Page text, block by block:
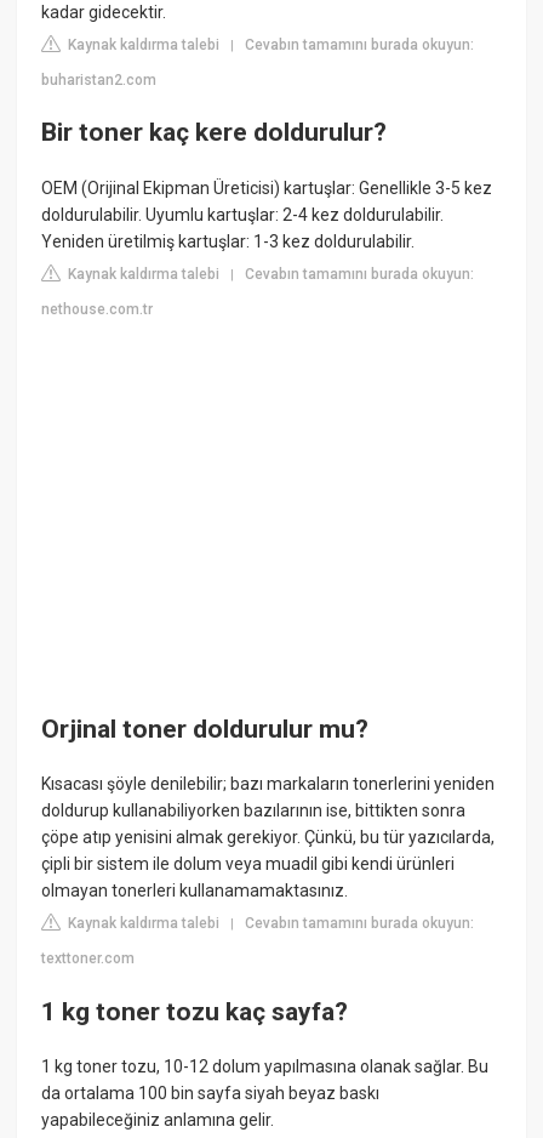
kadar gidecektir.
Kaynak kaldırma talebi |Cevabın tamamını burada okuyun:
buharistan2.com
Bir toner kaç kere doldurulur?
OEM (Orijinal Ekipman Üreticisi) kartuşlar: Genellikle 3-5 kez
doldurulabilir. Uyumlu kartuşlar: 2-4 kez doldurulabilir.
Yeniden üretilmiş kartuşlar: 1-3 kez doldurulabilir.
Kaynak kaldırma talebi |Cevabın tamamını burada okuyun:
nethouse.com.tr
Orjinal toner doldurulur mu?
Kısacası şöyle denilebilir; bazı markaların tonerlerini yeniden
doldurup kullanabiliyorken bazılarının ise, bittikten sonra
çöpe atıp yenisini almak gerekiyor. Çünkü, bu tür yazıcılarda,
çipli bir sistem ile dolum veya muadil gibi kendi ürünleri
olmayan tonerleri kullanamamaktasınız.
Kaynak kaldırma talebi |Cevabın tamamını burada okuyun:
texttoner.com
1 kg toner tozu kaç sayfa?
1 kg toner tozu, 10-12 dolum yapılmasına olanak sağlar. Bu
da ortalama 100 bin sayfa siyah beyaz baskı
yapabileceğiniz anlamına gelir.